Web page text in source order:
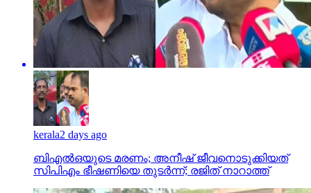
kerala2 days ago
ബിഎല്‍ഒയുടെ മരണം; അനീഷ് ജീവനൊടുക്കിയത്
സിപിഎം ഭീഷണിയെ തുടര്‍ന്ന്; രജിത് നാറാത്ത്